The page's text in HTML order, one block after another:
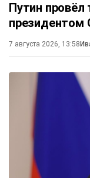
Путин провёл
президентом
7 августа 2026, 13:58